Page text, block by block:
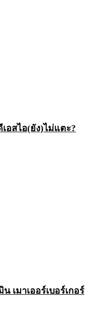
อสไอ(ยัง)ไม่แตะ?
เมาเออร์เบอร์เกอร์